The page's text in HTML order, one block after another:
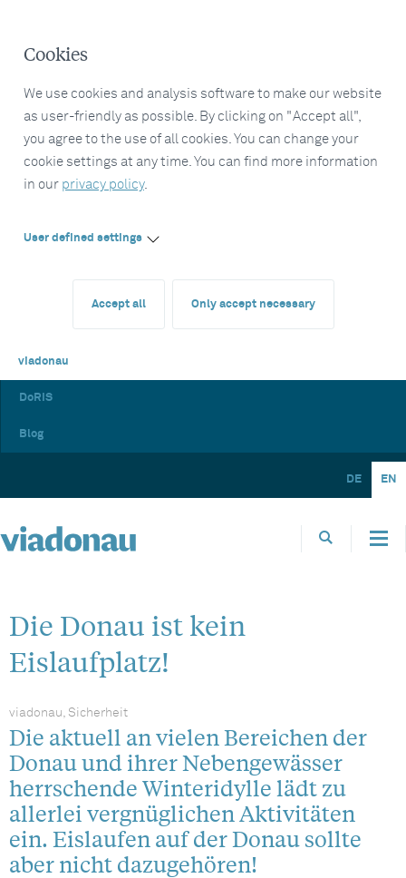
Cookies
We use cookies and analysis software to make our website
as user-friendly as possible. By clicking on "Accept all",
you agree to the use of all cookies. You can change your
cookie settings at any time. You can find more information
in our privacy policy.
User defined settings
Accept all Only accept necessary
viadonau
DoRIS
Blog
DE EN
Die Donau ist kein
Eislaufplatz!
viadonau, Sicherheit
Die aktuell an vielen Bereichen der
Donau und ihrer Nebengewässer
herrschende Winteridylle lädt zu
allerlei vergnüglichen Aktivitäten
ein. Eislaufen auf der Donau sollte
aber nicht dazugehören!